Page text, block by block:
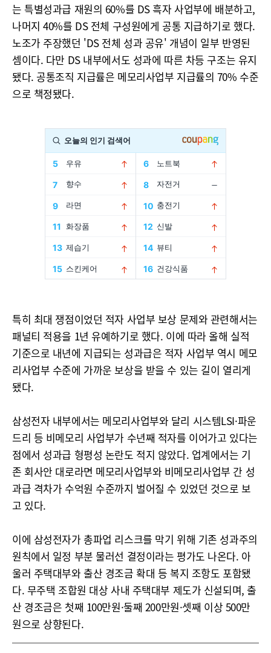
는 특별성과급 재원의 60%를 DS 흑자 사업부에 배분하고,
나머지 40%를 DS 전체 구성원에게 공통 지급하기로 했다.
노조가 주장했던 'DS 전체 성과 공유' 개념이 일부 반영된
셈이다. 다만 DS 내부에서도 성과에 따른 차등 구조는 유지
됐다. 공통조직 지급률은 메모리사업부 지급률의 70% 수준
으로 책정됐다.
특히 최대 쟁점이었던 적자 사업부 보상 문제와 관련해서는
패널티 적용을 1년 유예하기로 했다. 이에 따라 올해 실적
기준으로 내년에 지급되는 성과급은 적자 사업부 역시 메모
리사업부 수준에 가까운 보상을 받을 수 있는 길이 열리게
됐다.
삼성전자 내부에서는 메모리사업부와 달리 시스템LSI·파운
드리 등 비메모리 사업부가 수년째 적자를 이어가고 있다는
점에서 성과급 형평성 논란도 적지 않았다. 업계에서는 기
존 회사안 대로라면 메모리사업부와 비메모리사업부 간 성
과급 격차가 수억원 수준까지 벌어질 수 있었던 것으로 보
고 있다.
이에 삼성전자가 총파업 리스크를 막기 위해 기존 성과주의
원칙에서 일정 부분 물러선 결정이라는 평가도 나온다. 아
울러 주택대부와 출산 경조금 확대 등 복지 조항도 포함됐
다. 무주택 조합원 대상 사내 주택대부 제도가 신설되며, 출
산 경조금은 첫째 100만원·둘째 200만원·셋째 이상 500만
원으로 상향된다.